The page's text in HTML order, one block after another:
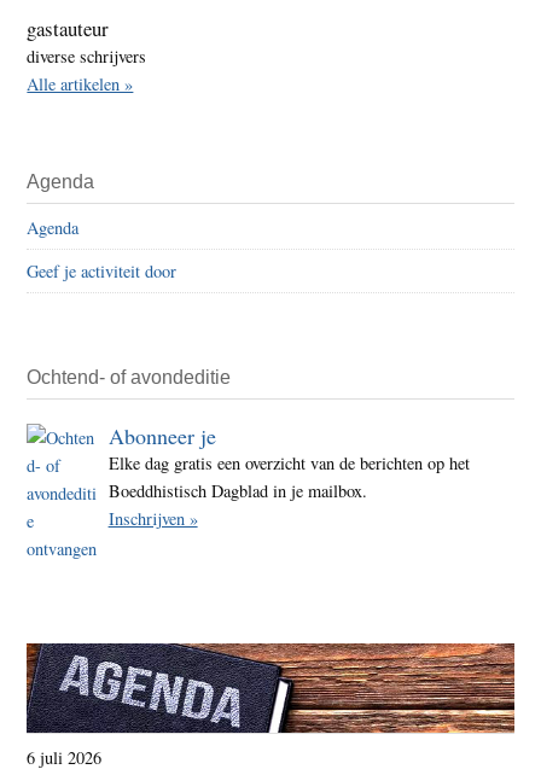
gastauteur
diverse schrijvers
Alle artikelen »
Agenda
Agenda
Geef je activiteit door
Ochtend- of avondeditie
Abonneer je
Elke dag gratis een overzicht van de berichten op het
Boeddhistisch Dagblad in je mailbox.
Inschrijven »
6 juli 2026